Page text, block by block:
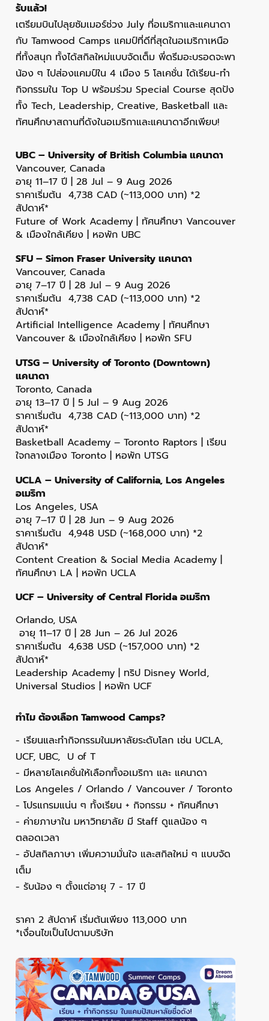
รับแล้ว!
เตรียมบินไปลุยซัมเมอร์ช่วง July ที่อเมริกาและแคนาดา
กับ Tamwood Camps แคมป์ที่ดีที่สุดในอเมริกาเหนือ
ที่ทั้งสนุก ทั้งได้สกิลใหม่แบบจัดเต็ม พี่ดรีมอะบรอดจะพา
น้อง ๆ ไปส่องแคมป์ใน 4 เมือง 5 โลเคชั่น ได้เรียน-ทำ
กิจกรรมใน Top U พร้อมร่วม Special Course สุดปัง
ทั้ง Tech, Leadership, Creative, Basketball และ
ทัศนศึกษาสถานที่ดังในอเมริกาและแคนาดาอีกเพียบ!
UBC – University of British Columbia แคนาดา
Vancouver, Canada
อายุ 11–17 ปี | 28 Jul – 9 Aug 2026
ราคาเริ่มต้น 4,738 CAD (~113,000 บาท) *2
สัปดาห์*
Future of Work Academy | ทัศนศึกษา Vancouver
& เมืองใกล้เคียง | หอพัก UBC
SFU – Simon Fraser University แคนาดา
Vancouver, Canada
อายุ 7–17 ปี | 28 Jul – 9 Aug 2026
ราคาเริ่มต้น 4,738 CAD (~113,000 บาท) *2
สัปดาห์*
Artificial Intelligence Academy | ทัศนศึกษา
Vancouver & เมืองใกล้เคียง | หอพัก SFU
UTSG – University of Toronto (Downtown)
แคนาดา
Toronto, Canada
อายุ 13–17 ปี | 5 Jul – 9 Aug 2026
ราคาเริ่มต้น 4,738 CAD (~113,000 บาท) *2
สัปดาห์*
Basketball Academy – Toronto Raptors | เรียน
ใจกลางเมือง Toronto | หอพัก UTSG
UCLA – University of California, Los Angeles
อเมริกา
Los Angeles, USA
อายุ 7–17 ปี | 28 Jun – 9 Aug 2026
ราคาเริ่มต้น 4,948 USD (~168,000 บาท) *2
สัปดาห์*
Content Creation & Social Media Academy |
ทัศนศึกษา LA | หอพัก UCLA
UCF – University of Central Florida อเมริกา
Orlando, USA
อายุ 11–17 ปี | 28 Jun – 26 Jul 2026
ราคาเริ่มต้น 4,638 USD (~157,000 บาท) *2
สัปดาห์*
Leadership Academy | ทริป Disney World,
Universal Studios | หอพัก UCF
ทำไม ต้องเลือก Tamwood Camps?
- เรียนและทำกิจกรรมในมหาลัยระดับโลก เช่น UCLA,
UCF, UBC, U of T
- มีหลายโลเคชั่นให้เลือกทั้งอเมริกา และ แคนาดา
Los Angeles / Orlando / Vancouver / Toronto
- โปรแกรมแน่น ๆ ทั้งเรียน + กิจกรรม + ทัศนศึกษา
- ค่ายภาษาใน มหาวิทยาลัย มี Staff ดูแลน้อง ๆ
ตลอดเวลา
- อัปสกิลภาษา เพิ่มความมั่นใจ และสกิลใหม่ ๆ แบบจัด
เต็ม
- รับน้อง ๆ ตั้งแต่อายุ 7 - 17 ปี
ราคา 2 สัปดาห์ เริ่มต้นเพียง 113,000 บาท
*เงื่อนไขเป็นไปตามบริษัท